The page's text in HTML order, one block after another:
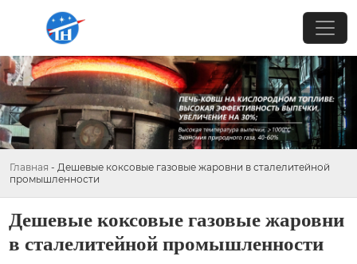
Главная - Дешевые коксовые газовые жаровни в сталелитейной
промышленности
Дешевые коксовые газовые жаровни
в сталелитейной промышленности